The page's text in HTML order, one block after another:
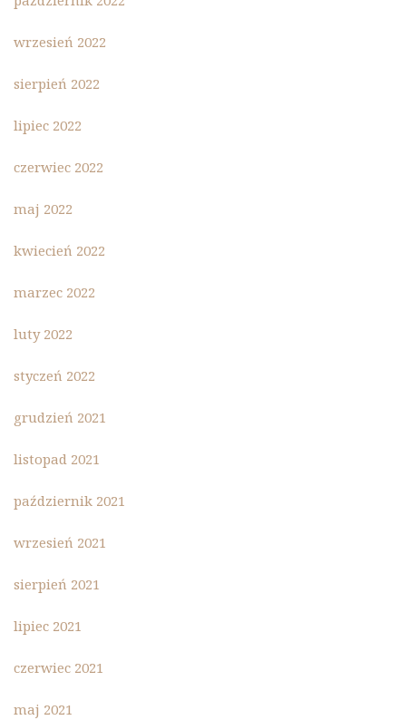
wrzesień 2022
sierpień 2022
lipiec 2022
czerwiec 2022
maj 2022
kwiecień 2022
marzec 2022
luty 2022
styczeń 2022
grudzień 2021
listopad 2021
październik 2021
wrzesień 2021
sierpień 2021
lipiec 2021
czerwiec 2021
maj 2021